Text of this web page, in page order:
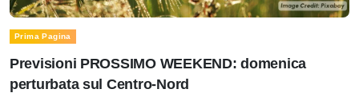
Prima Pagina
Previsioni PROSSIMO WEEKEND: domenica
perturbata sul Centro-Nord